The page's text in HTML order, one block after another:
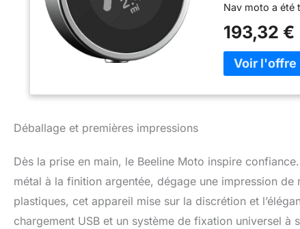
Nav moto a été
d'indications
la destination.
enregistrer vos
pleine nature,
GRANDE
qualité des
iOS/Android
193,32 €
Déballage et premières impressions
Dès la prise en main, le Beeline Moto inspire
métal à la finition argentée, dégage une impression
plastiques, cet appareil mise sur la discrétion et
chargement USB et un système de fixation universel à